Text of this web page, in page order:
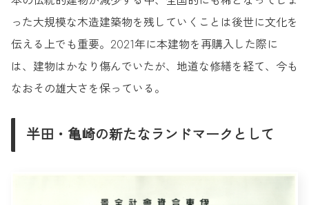
った大規模な木造建築物を残していくことは後世に文化を
伝える上でも重要。2021年に本建物を再購入した際に
は、建物はかなり傷んでいたが、地道な修繕を経て、今も
なおその雄大さを保っている。
半田・亀崎の新たなランドマークとして